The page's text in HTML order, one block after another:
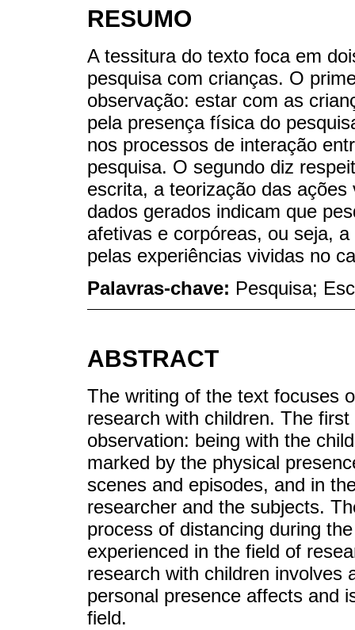
RESUMO
A tessitura do texto foca em
pesquisa com crianças. O
observação: estar com as
pela presença física do
nos processos de interação
pesquisa. O segundo diz
escrita, a teorização das
dados gerados indicam que
afetivas e corpóreas, ou seja,
pelas experiências vividas no
Palavras-chave: Pesquisa;
ABSTRACT
The writing of the text focuses
research with children. The
observation: being with the
marked by the physical
scenes and episodes, and in
researcher and the subjects.
process of distancing during
experienced in the field of
research with children involves
personal presence affects and
field.